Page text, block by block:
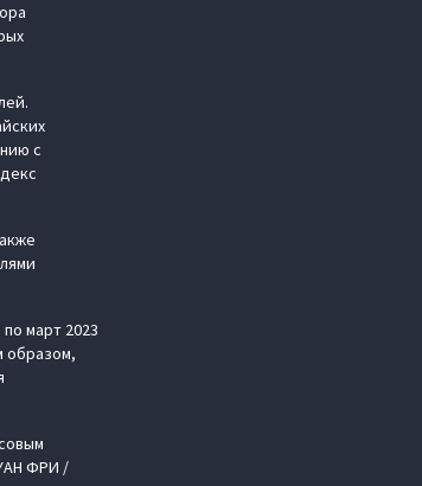
с
март 2023
образом,
ФРИ /